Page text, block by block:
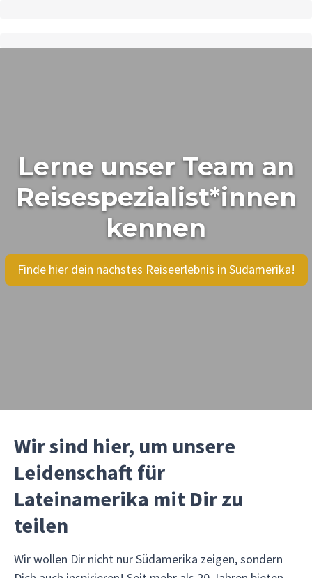
Lerne unser Team an
Reisespezialist*innen
kennen
Finde hier dein nächstes Reiseerlebnis in Südamerika!
Wir sind hier, um unsere
Leidenschaft für
Lateinamerika mit Dir zu
teilen
Wir wollen Dir nicht nur Südamerika zeigen, sondern